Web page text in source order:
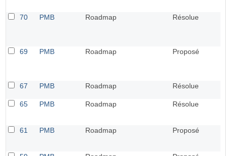
70 PMB Roadmap Résolue
69 PMB Roadmap Proposé
67 PMB Roadmap Résolue
65 PMB Roadmap Résolue
61 PMB Roadmap Proposé